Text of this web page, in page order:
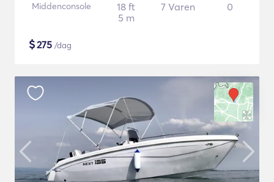
Middenconsole
18 ft
5 m
7 Varen 0
$275 /dag